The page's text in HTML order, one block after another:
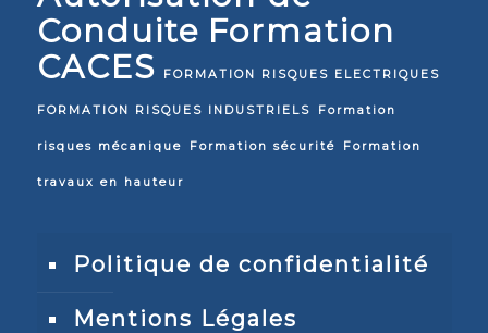
Conduite Formation
CACES
FORMATION RISQUES ELECTRIQUES
FORMATION RISQUES INDUSTRIELS Formation
risques mécanique Formation sécurité Formation
travaux en hauteur
Politique de confidentialité
Mentions Légales